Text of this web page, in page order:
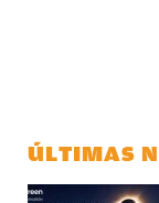
ÚLTIMAS